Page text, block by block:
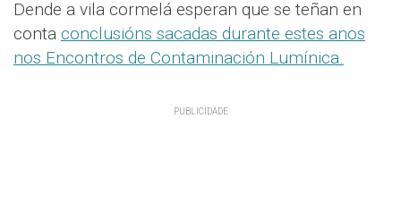
Dende a vila cormelá esperan que se teñan en
conta conclusións sacadas durante estes anos
nos Encontros de Contaminación Lumínica.